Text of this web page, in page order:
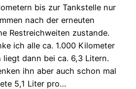
bis zur Tankstelle nur
nach der erneuten
Restreichweiten zustande.
ich alle ca. 1.000 Kilometer
liegt dann bei ca. 6,3 Litern.
ihn aber auch schon mal
5,1 Liter pro…